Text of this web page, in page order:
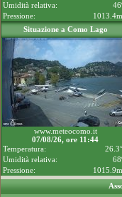
Umidità relativa:
Pressione:
Situazione a Como Lago
www.meteocomo.it
07/08/26, ore 11:44
Temperatura:
Umidità relativa:
Pressione: